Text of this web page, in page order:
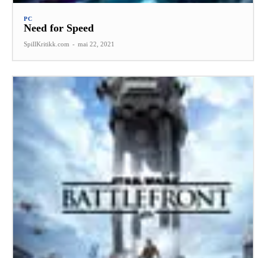
PC
Need for Speed
SpillKritikk.com - mai 22, 2021